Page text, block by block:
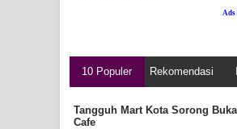
Ads
10 Populer Rekomendasi
Tangguh Mart Kota Sorong
Cafe